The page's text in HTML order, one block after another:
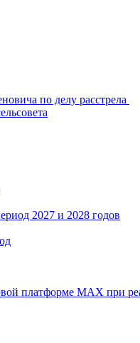
по делу расстрела
2027 и 2028 годов
платформе МАХ при